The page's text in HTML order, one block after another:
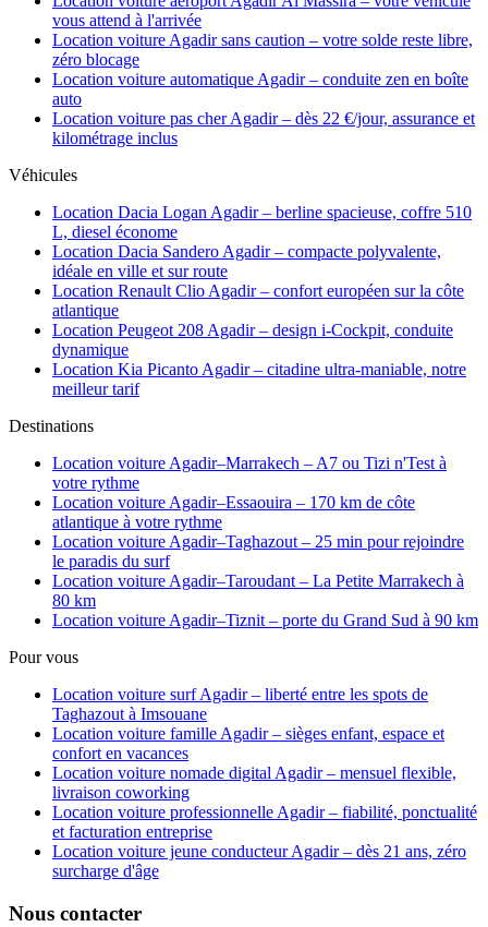
vous attend à l'arrivée
Location voiture Agadir sans caution – votre solde reste libre,
zéro blocage
Location voiture automatique Agadir – conduite zen en boîte
auto
Location voiture pas cher Agadir – dès 22 €/jour, assurance et
kilométrage inclus
Véhicules
Location Dacia Logan Agadir – berline spacieuse, coffre 510
L, diesel économe
Location Dacia Sandero Agadir – compacte polyvalente,
idéale en ville et sur route
Location Renault Clio Agadir – confort européen sur la côte
atlantique
Location Peugeot 208 Agadir – design i-Cockpit, conduite
dynamique
Location Kia Picanto Agadir – citadine ultra-maniable, notre
meilleur tarif
Destinations
Location voiture Agadir–Marrakech – A7 ou Tizi n'Test à
votre rythme
Location voiture Agadir–Essaouira – 170 km de côte
atlantique à votre rythme
Location voiture Agadir–Taghazout – 25 min pour rejoindre
le paradis du surf
Location voiture Agadir–Taroudant – La Petite Marrakech à
80 km
Location voiture Agadir–Tiznit – porte du Grand Sud à 90 km
Pour vous
Location voiture surf Agadir – liberté entre les spots de
Taghazout à Imsouane
Location voiture famille Agadir – sièges enfant, espace et
confort en vacances
Location voiture nomade digital Agadir – mensuel flexible,
livraison coworking
Location voiture professionnelle Agadir – fiabilité, ponctualité
et facturation entreprise
Location voiture jeune conducteur Agadir – dès 21 ans, zéro
surcharge d'âge
Nous contacter